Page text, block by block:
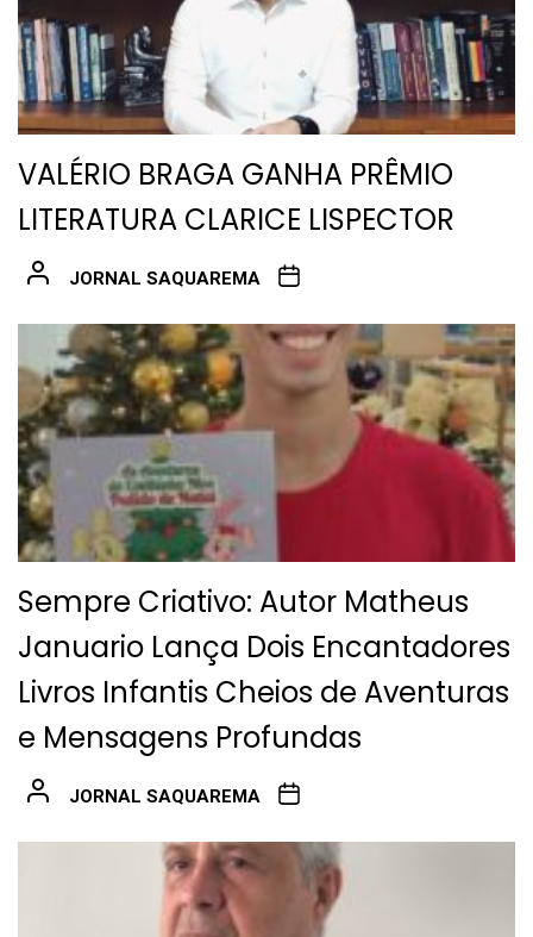
VALÉRIO BRAGA GANHA PRÊMIO
LITERATURA CLARICE LISPECTOR
JORNAL SAQUAREMA
Sempre Criativo: Autor Matheus
Januario Lança Dois Encantadores
Livros Infantis Cheios de Aventuras
e Mensagens Profundas
JORNAL SAQUAREMA